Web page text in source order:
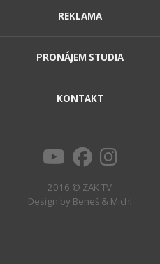
REKLAMA
PRONÁJEM STUDIA
KONTAKT
2016 © ZAK TV
Design by Beneš & Michl